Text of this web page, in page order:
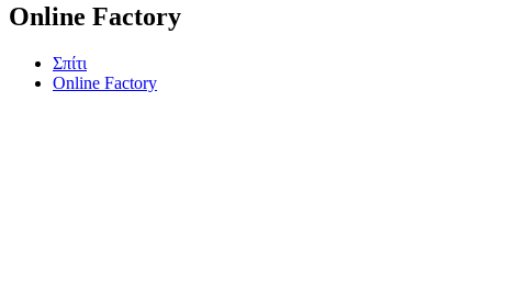
Online Factory
Σπίτι
Online Factory